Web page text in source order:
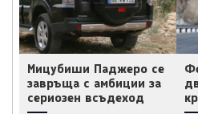
Мицубиши Паджеро се
завръща с амбиции за
сериозен всъдеход